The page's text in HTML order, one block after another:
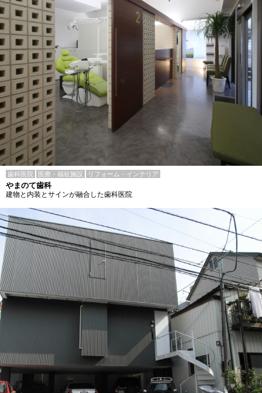
歯科医院 医療・福祉施設 リフォーム・インテリア
やまのて歯科
建物と内装とサインが融合した歯科医院